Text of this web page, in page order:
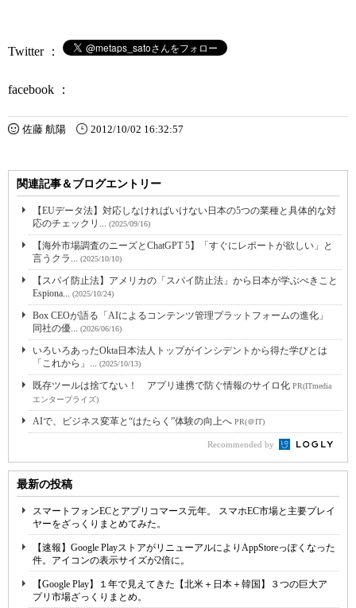
Twitter ：
facebook ：
佐藤 航陽 2012/10/02 16:32:57
関連記事＆ブログエントリー
【EUデータ法】対応しなければいけない日本の5つの業種と具体的な対
応のチェックリ... (2025/09/16)
【海外市場調査のニーズとChatGPT 5】「すぐにレポートが欲しい」と
言うクラ... (2025/10/10)
【スパイ防止法】アメリカの「スパイ防止法」から日本が学ぶべきこと
Espiona... (2025/10/24)
Box CEOが語る「AIによるコンテンツ管理プラットフォームの進化」
同社の優... (2026/06/16)
いろいろあったOkta日本法人トップがインシデントから得た学びとは
「これから」... (2025/10/13)
既存ツールは捨てない！ アプリ連携で防ぐ情報のサイロ化 PR(ITmedia
エンタープライズ)
AIで、ビジネス変革と“はたらく”体験の向上へ PR(＠IT)
Recommended by
最新の投稿
スマートフォンECとアプリコマース元年。 スマホEC市場と主要プレイ
ヤーをざっくりまとめてみた。
【速報】Google PlayストアがリニューアルによりAppStoreっぽくなった
件。アイコンの表示サイズが2倍に。
【Google Play】１年で見えてきた【北米＋日本＋韓国】３つの巨大ア
プリ市場ざっくりまとめ。